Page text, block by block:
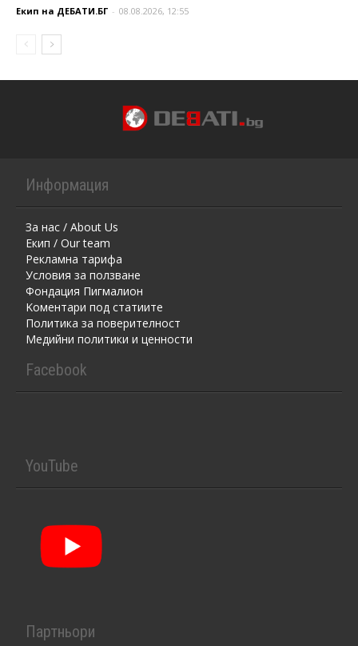
Екип на ДЕБАТИ.БГ - 08.08.2026, 12:55
Информация
За нас / About Us
Екип / Our team
Рекламна тарифа
Условия за ползване
Фондация Пигмалион
Kоментaри под статиите
Политика за поверителност
Медийни политики и ценности
Facebook
YouTube
Партньори